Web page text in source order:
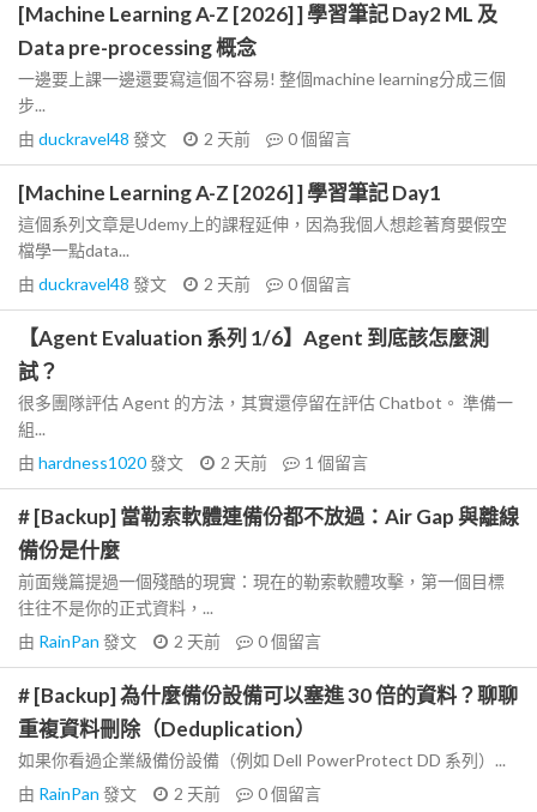
[Machine Learning A-Z [2026] ] 學習筆記 Day2 ML 及
Data pre-processing 概念
一邊要上課一邊還要寫這個不容易! 整個machine learning分成三個
步...
由 duckravel48 發文 2 天前 0個留言
[Machine Learning A-Z [2026] ] 學習筆記 Day1
這個系列文章是Udemy上的課程延伸，因為我個人想趁著育嬰假空
檔學一點data...
由 duckravel48 發文 2 天前 0個留言
【Agent Evaluation 系列 1/6】Agent 到底該怎麼測
試？
很多團隊評估 Agent 的方法，其實還停留在評估 Chatbot。 準備一
組...
由 hardness1020發文 2 天前 1 個留言
# [Backup] 當勒索軟體連備份都不放過：Air Gap 與離線
備份是什麼
前面幾篇提過一個殘酷的現實：現在的勒索軟體攻擊，第一個目標
往往不是你的正式資料，...
由 RainPan 發文 2 天前 0個留言
# [Backup] 為什麼備份設備可以塞進 30 倍的資料？聊聊
重複資料刪除（Deduplication）
如果你看過企業級備份設備（例如 Dell PowerProtect DD 系列）...
由 RainPan 發文 2 天前 0個留言